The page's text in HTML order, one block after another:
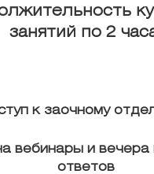
занятий по 2
к заочному
вебинары и вечера
ответов